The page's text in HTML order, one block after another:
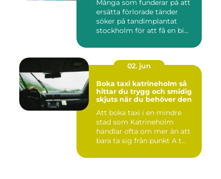
Många som funderar på att
ersätta förlorade tänder
söker på tandimplantat
stockholm för att få en bi...
02. jun
Boka taxi katrineholm så
hittar du trygg och smidig
skjuts när du behöver den
Att boka taxi i en mindre
stad som Katrineholm
handlar ofta om mer än att
bara ta sig från punkt A t...